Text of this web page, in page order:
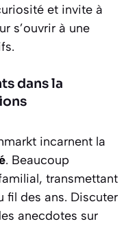
et invite à
s’ouvrir à une
dans la
incarnent la
. Beaucoup
transmettant
fil des ans. Discuter
anecdotes sur